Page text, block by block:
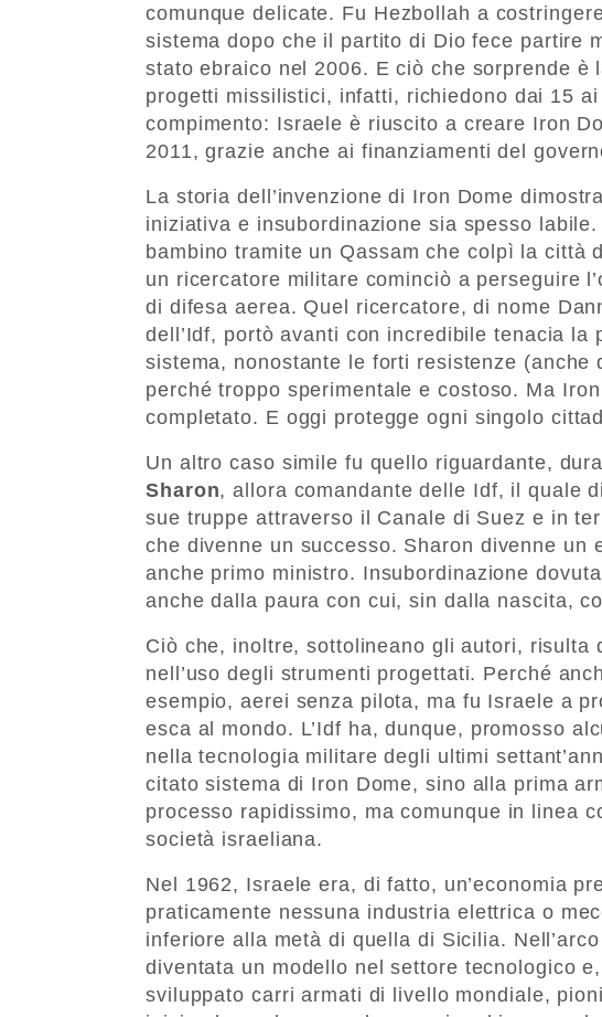
comunque delicate. Fu Hezbollah a
sistema dopo che il partito di Dio fece partire
stato ebraico nel 2006. E ciò che sorprende è
progetti missilistici, infatti, richiedono dai 15
compimento: Israele è riuscito a creare Iron
2011, grazie anche ai finanziamenti del
La storia dell’invenzione di Iron Dome
iniziativa e insubordinazione sia spesso
bambino tramite un Qassam che colpì la città
un ricercatore militare cominciò a perseguire
di difesa aerea. Quel ricercatore, di nome
dell’Idf, portò avanti con incredibile tenacia la
sistema, nonostante le forti resistenze (anche
perché troppo sperimentale e costoso. Ma
completato. E oggi protegge ogni singolo
Un altro caso simile fu quello riguardante,
Sharon, allora comandante delle Idf, il quale
sue truppe attraverso il Canale di Suez e in
che divenne un successo. Sharon divenne un
anche primo ministro. Insubordinazione
anche dalla paura con cui, sin dalla nascita,
Ciò che, inoltre, sottolineano gli autori, risulta
nell’uso degli strumenti progettati. Perché
esempio, aerei senza pilota, ma fu Israele a
esca al mondo. L’Idf ha, dunque, promosso
nella tecnologia militare degli ultimi
citato sistema di Iron Dome, sino alla prima
processo rapidissimo, ma comunque in linea
società israeliana.
Nel 1962, Israele era, di fatto, un’economia
praticamente nessuna industria elettrica o
inferiore alla metà di quella di Sicilia.
diventata un modello nel settore tecnologico
sviluppato carri armati di livello mondiale,